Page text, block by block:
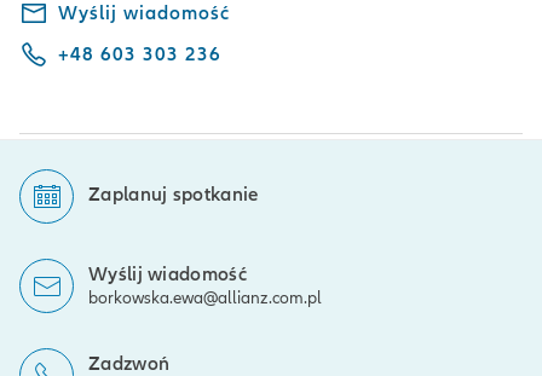
Wyślij wiadomość
+48 603 303 236
Zaplanuj spotkanie
Wyślij wiadomość
borkowska.ewa@allianz.com.pl
Zadzwoń